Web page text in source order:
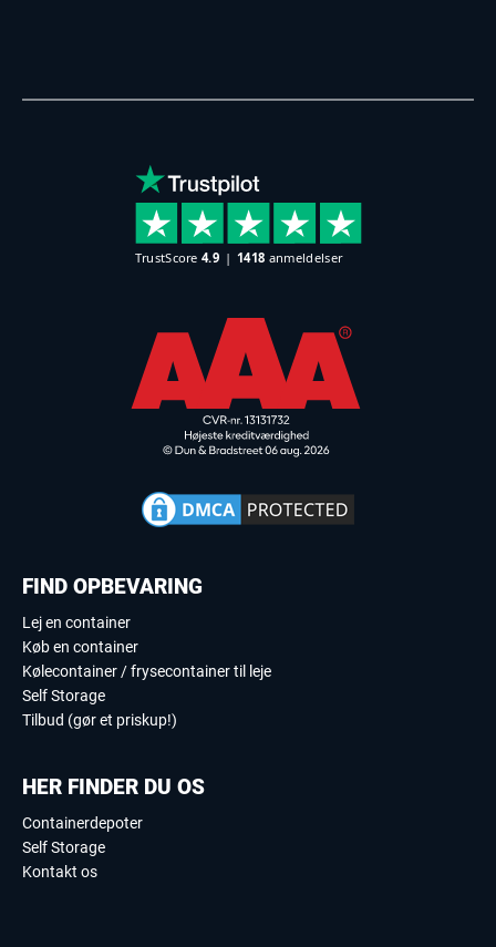
FIND OPBEVARING
Lej en container
Køb en container
Kølecontainer / frysecontainer til leje
Self Storage
Tilbud (gør et priskup!)
HER FINDER DU OS
Containerdepoter
Self Storage
Kontakt os